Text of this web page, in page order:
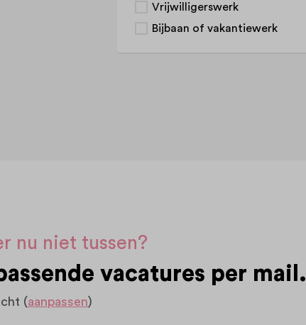
Vrijwilligerswerk
Bijbaan of vakantiewerk
nu niet tussen?
vacatures per mail.
(aanpassen)